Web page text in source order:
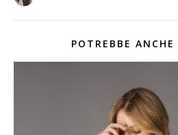
POTREBBE